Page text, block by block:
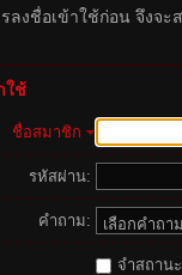
ลงชื่อเข้าใช้ก่อน จึงจะ
ใช้
ชื่อสมาชิก
รหัสผ่าน:
คำถาม:
จำสถาน